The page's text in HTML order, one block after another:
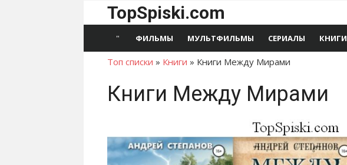
TopSpiski.com
ФИЛЬМЫ МУЛЬТФИЛЬМЫ СЕРИАЛЫ КНИГИ
Топ списки » Книги » Книги Между Мирами
Книги Между Мирами